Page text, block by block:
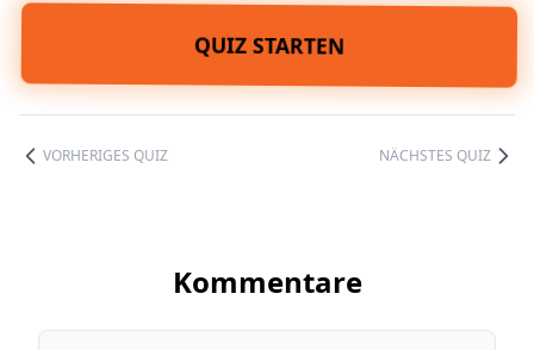
QUIZ STARTEN
VORHERIGES QUIZ NÄCHSTES QUIZ
Kommentare